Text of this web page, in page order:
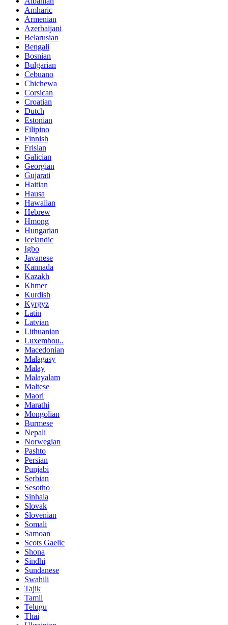
Amharic
Armenian
Azerbaijani
Belarusian
Bengali
Bosnian
Bulgarian
Cebuano
Chichewa
Corsican
Croatian
Dutch
Estonian
Filipino
Finnish
Frisian
Galician
Georgian
Gujarati
Haitian
Hausa
Hawaiian
Hebrew
Hmong
Hungarian
Icelandic
Igbo
Javanese
Kannada
Kazakh
Khmer
Kurdish
Kyrgyz
Latin
Latvian
Lithuanian
Luxembou..
Macedonian
Malagasy
Malay
Malayalam
Maltese
Maori
Marathi
Mongolian
Burmese
Nepali
Norwegian
Pashto
Persian
Punjabi
Serbian
Sesotho
Sinhala
Slovak
Slovenian
Somali
Samoan
Scots Gaelic
Shona
Sindhi
Sundanese
Swahili
Tajik
Tamil
Telugu
Thai